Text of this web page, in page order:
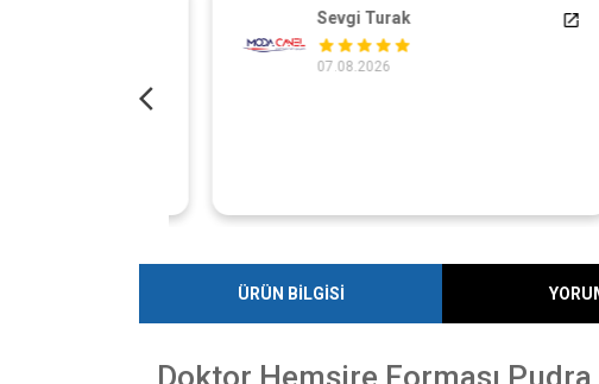
Sevgi Turak
07.08.2026
ÜRÜN BİLGİSİ